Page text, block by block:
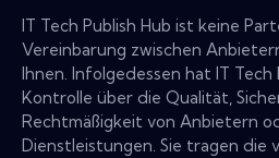
IT Tech Publish Hub ist keine
Vereinbarung zwischen
Ihnen. Infolgedessen hat IT Tech
Kontrolle über die Qualität,
Rechtmäßigkeit von Anbietern
Dienstleistungen. Sie tragen